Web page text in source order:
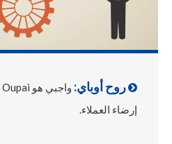
 روح أوباي:
إرضاء العملاء.